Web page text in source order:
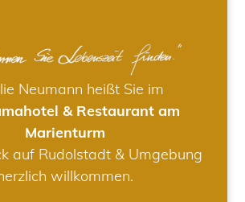
Neumann heißt Sie im
& Restaurant am
Marienturm
auf Rudolstadt & Umgebung
willkommen.